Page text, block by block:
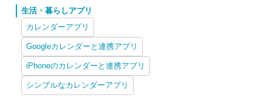
生活・暮らしアプリ
カレンダーアプリ
Googleカレンダーと連携アプリ
iPhoneのカレンダーと連携アプリ
シンプルなカレンダーアプリ